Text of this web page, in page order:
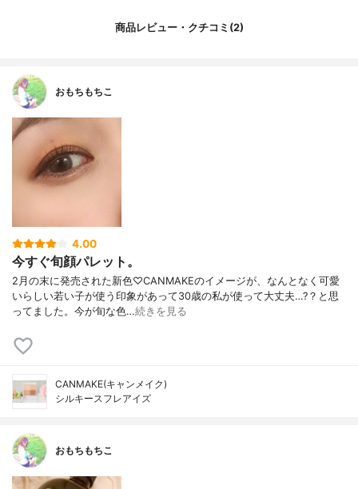
商品レビュー・クチコミ(2)
おもちもちこ
4.00
今すぐ旬顔パレット。
2月の末に発売された新色♡ CANMAKEのイメージが、なんとなく可愛
いらしい若い子が使う印象があって 30歳の私が使って大丈夫…?？と思
ってました。今が旬な色…続きを見る
CANMAKE(キャンメイク)
シルキースフレアイズ
おもちもちこ